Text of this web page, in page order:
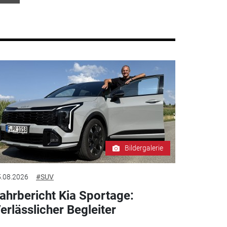
Bildergalerie
#SUV
Kia Sportage:
Begleiter